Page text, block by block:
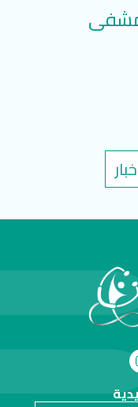
مشفى